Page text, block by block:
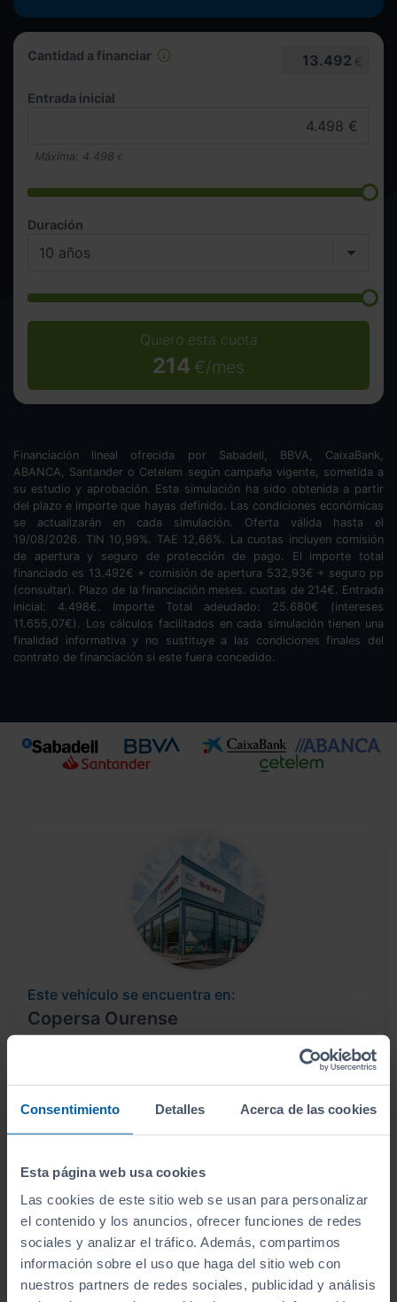
Consentimiento Detalles Acerca de las cookies
Esta página web usa cookies
Las cookies de este sitio web se usan para personalizar
el contenido y los anuncios, ofrecer funciones de redes
sociales y analizar el tráfico. Además, compartimos
información sobre el uso que haga del sitio web con
nuestros partners de redes sociales, publicidad y análisis
Cantidad a financiar 13.492 €
Entrada inicial
Máxima: 4.498 €
Duración
Quiero esta cuota
214 €/mes
Financiación lineal ofrecida por Sabadell, BBVA, CaixaBank,
ABANCA, Santander o Cetelem según campaña vigente, sometida a
su estudio y aprobación. Esta simulación ha sido obtenida a partir
del plazo e importe que hayas definido. Las condiciones económicas
se actualizarán en cada simulación. Oferta válida hasta el
19/08/2026. TIN 10,99%. TAE 12,66%. La cuotas incluyen comisión
de apertura y seguro de protección de pago. El importe total
financiado es 13.492€ + comisión de apertura 532,93€ + seguro pp
(consultar). Plazo de la financiación meses. cuotas de 214€. Entrada
inicial: 4.498€. Importe Total adeudado: 25.680€ (intereses
11.655,07€). Los cálculos facilitados en cada simulación tienen una
finalidad informativa y no sustituye a las condiciones finales del
contrato de financiación si este fuera concedido.
Este vehículo se encuentra en:
Copersa Ourense
Ver vehículos del concesionario
¿Estás lejos o no puedes desplazarte?
Pruébalo en cualquiera de nuestras
instalaciones (Ver instalaciones)
Te lo entregamos en tu casa, en cualquier
punto de la península. Consulta a nuestros